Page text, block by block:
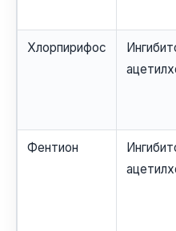
Хлорпирифос
Фентион